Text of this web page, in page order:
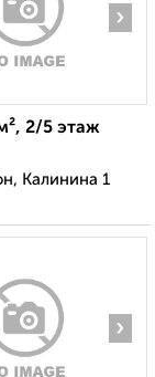
›
2/5 этаж
Калинина 1
›